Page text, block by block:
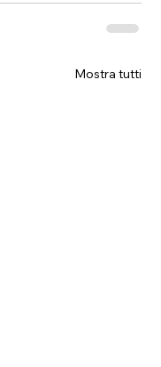
Mostra tutti